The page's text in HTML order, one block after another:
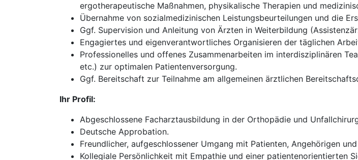
ergotherapeutische Maßnahmen, physikalische Therapien und
Übernahme von sozialmedizinischen Leistungsbeurteilungen und die
Ggf. Supervision und Anleitung von Ärzten in Weiterbildung
Engagiertes und eigenverantwortliches Organisieren der täglichen
Professionelles und offenes Zusammenarbeiten im interdisziplinären
etc.) zur optimalen Patientenversorgung.
Ggf. Bereitschaft zur Teilnahme am allgemeinen ärztlichen
Ihr Profil:
Abgeschlossene Facharztausbildung in der Orthopädie und
Deutsche Approbation.
Freundlicher, aufgeschlossener Umgang mit Patienten, Angehörigen
Kollegiale Persönlichkeit mit Empathie und einer patientenorientierten